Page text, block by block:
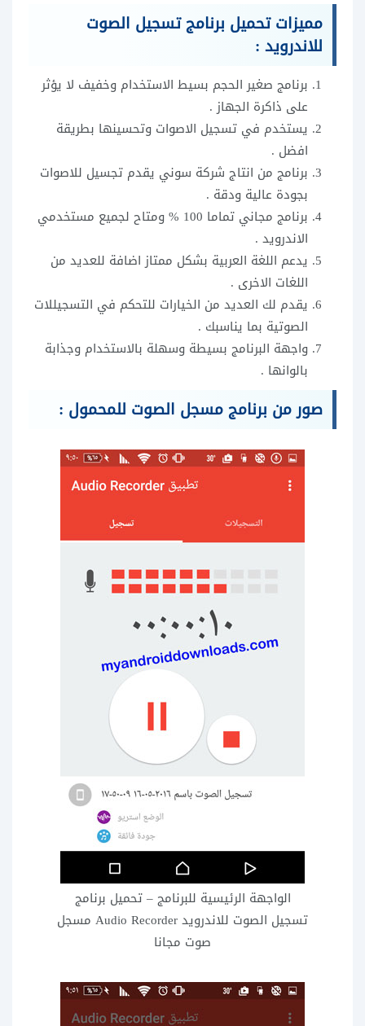
مميزات تحميل برنامج تسجيل الصوت
للاندرويد :
برنامج صغير الحجم بسيط الاستخدام وخفيف لا يؤثر
على ذاكرة الجهاز .
يستخدم في تسجيل الاصوات وتحسينها بطريقة
افضل .
برنامج من انتاج شركة سوني يقدم تجسيل للاصوات
بجودة عالية ودقة .
برنامج مجاني تماما 100 % ومتاح لجميع مستخدمي
الاندرويد .
يدعم اللغة العربية بشكل ممتاز اضافة للعديد من
اللغات الاخرى .
يقدم لك العديد من الخيارات للتحكم في التسجيللات
الصوتية بما يناسبك .
واجهة البرنامج بسيطة وسهلة بالاستخدام وجذابة
بالوانها .
صور من برنامج مسجل الصوت للمحمول :
الواجهة الرئيسية للبرنامج – تحميل برنامج
تسجيل الصوت للاندرويد Audio Recorder مسجل
صوت مجانا